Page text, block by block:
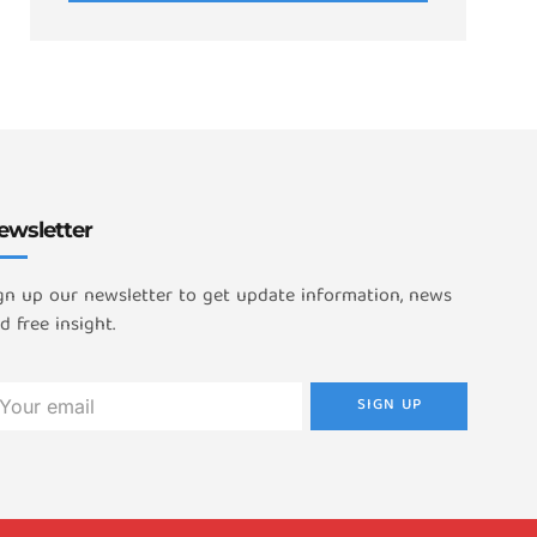
up our newsletter to get update information, news
free insight.
SIGN UP